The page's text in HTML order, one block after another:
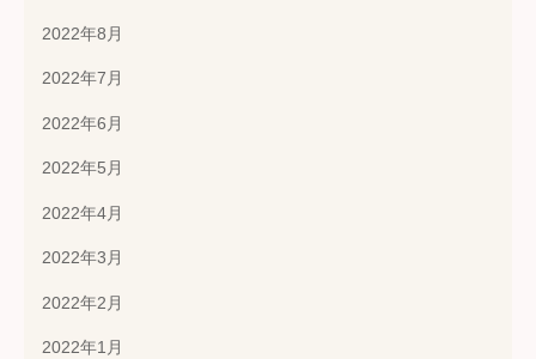
2022年8月
2022年7月
2022年6月
2022年5月
2022年4月
2022年3月
2022年2月
2022年1月